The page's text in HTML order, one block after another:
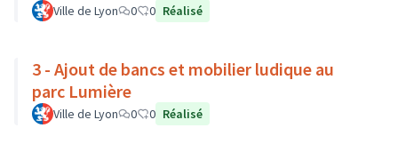
Ville de Lyon 0 0 Réalisé
3 - Ajout de bancs et mobilier ludique au
parc Lumière
Ville de Lyon 0 0 Réalisé